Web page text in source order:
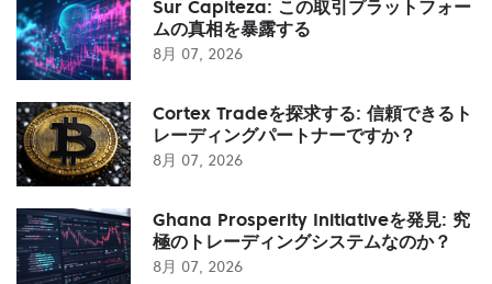
Sur Capiteza: この取引プラットフォー
ムの真相を暴露する
8月 07, 2026
Cortex Tradeを探求する: 信頼できるト
レーディングパートナーですか？
8月 07, 2026
Ghana Prosperity Initiativeを発見: 究
極のトレーディングシステムなのか？
8月 07, 2026